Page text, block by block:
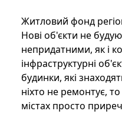
Житловий фонд
Нові об'єкти не
непридатними, як і
інфраструктурні
будинки, які
ніхто не ремонтує,
містах просто